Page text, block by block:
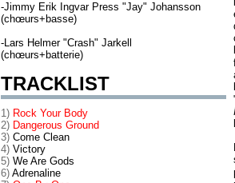
-Jimmy Erik Ingvar Press "Jay" Johansson
(chœurs+basse)
-Lars Helmer "Crash" Jarkell
(chœurs+batterie)
TRACKLIST
1) Rock Your Body
2) Dangerous Ground
3) Come Clean
4) Victory
5) We Are Gods
6) Adrenaline